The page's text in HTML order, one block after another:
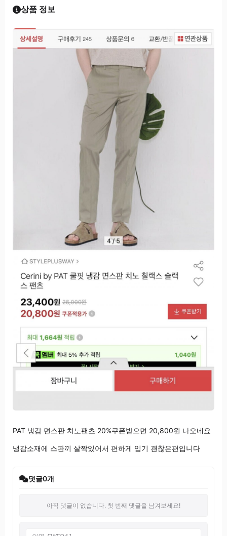
상품 정보
PAT 냉감 면스판 치노팬츠 20%쿠폰받으면 20,800원 나오네요
냉감소재에 스판끼 살짝있어서 편하게 입기 괜찮은편입니다
댓글0개
아직 댓글이 없습니다. 첫 번째 댓글을 남겨보세요!